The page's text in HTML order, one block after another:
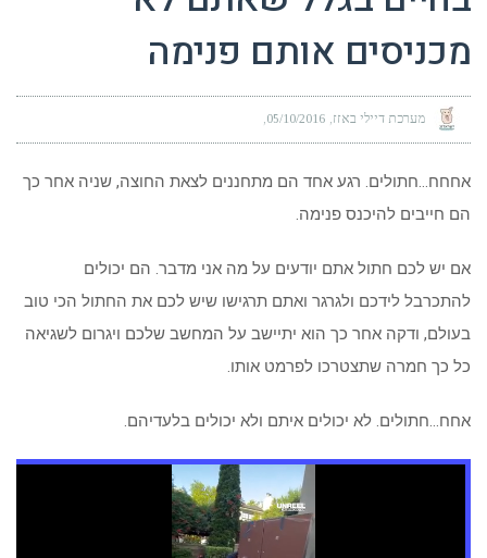
מכניסים אותם פנימה
מערכת דיילי באזז 05/10/2016
אחחח…חתולים. רגע אחד הם מתחננים לצאת החוצה, שניה אחר כך
הם חייבים להיכנס פנימה.
אם יש לכם חתול אתם יודעים על מה אני מדבר. הם יכולים
להתכרבל לידכם ולגרגר ואתם תרגישו שיש לכם את החתול הכי טוב
בעולם, ודקה אחר כך הוא יתיישב על המחשב שלכם ויגרום לשגיאה
כל כך חמרה שתצטרכו לפרמט אותו.
אחח…חתולים. לא יכולים איתם ולא יכולים בלעדיהם.